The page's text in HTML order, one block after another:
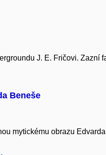
J. E. Fričovi. Zazní
Beneše
mytickému obrazu